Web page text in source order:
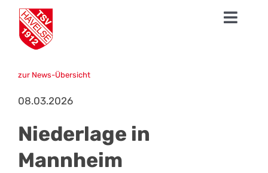
Zum
Inhalt
springen
zur News-Übersicht
08.03.2026
Niederlage in
Mannheim